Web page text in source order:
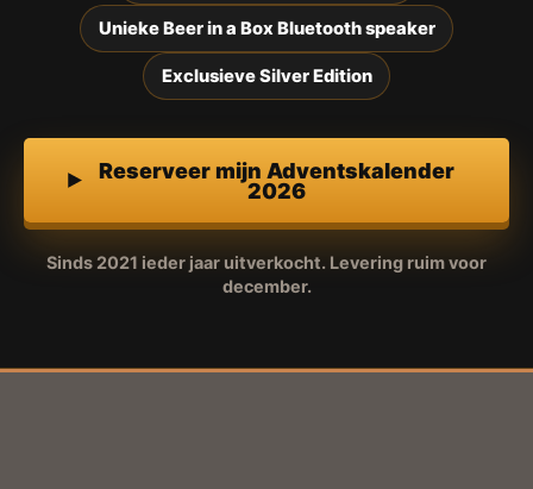
Unieke Beer in a Box Bluetooth speaker
Exclusieve Silver Edition
Reserveer mijn Adventskalender
2026
Sinds 2021 ieder jaar uitverkocht. Levering ruim voor
december.